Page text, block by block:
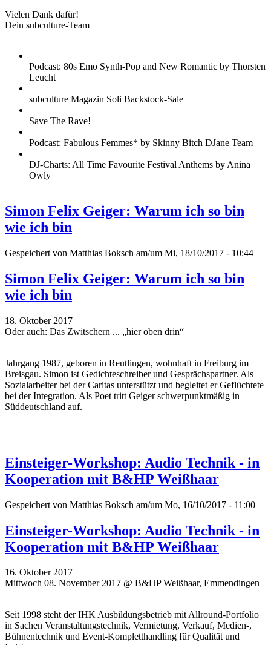
Vielen Dank dafür!
Dein subculture-Team
Podcast: 80s Emo Synth-Pop and New Romantic by Thorsten
Leucht
subculture Magazin Soli Backstock-Sale
Save The Rave!
Podcast: Fabulous Femmes* by Skinny Bitch DJane Team
DJ-Charts: All Time Favourite Festival Anthems by Anina
Owly
Simon Felix Geiger: Warum ich so bin
wie ich bin
Gespeichert von Matthias Boksch am/um Mi, 18/10/2017 - 10:44
Simon Felix Geiger: Warum ich so bin
wie ich bin
18. Oktober 2017
Oder auch: Das Zwitschern ... „hier oben drin“
Jahrgang 1987, geboren in Reutlingen, wohnhaft in Freiburg im
Breisgau. Simon ist Gedichteschreiber und Gesprächspartner. Als
Sozialarbeiter bei der Caritas unterstützt und begleitet er Geflüchtete
bei der Integration. Als Poet tritt Geiger schwerpunktmäßig in
Süddeutschland auf.
Einsteiger-Workshop: Audio Technik - in
Kooperation mit B&HP Weißhaar
Gespeichert von Matthias Boksch am/um Mo, 16/10/2017 - 11:00
Einsteiger-Workshop: Audio Technik - in
Kooperation mit B&HP Weißhaar
16. Oktober 2017
Mittwoch 08. November 2017 @ B&HP Weißhaar, Emmendingen
Seit 1998 steht der IHK Ausbildungsbetrieb mit Allround-Portfolio
in Sachen Veranstaltungstechnik, Vermietung, Verkauf, Medien-,
Bühnentechnik und Event-Kompletthandling für Qualität und